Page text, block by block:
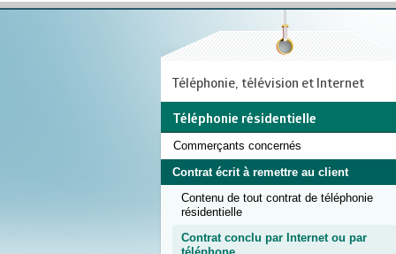
Téléphonie, télévision et Internet
Téléphonie résidentielle
Commerçants concernés
Contrat écrit à remettre au client
Contenu de tout contrat de téléphonie
résidentielle
Contrat conclu par Internet ou par